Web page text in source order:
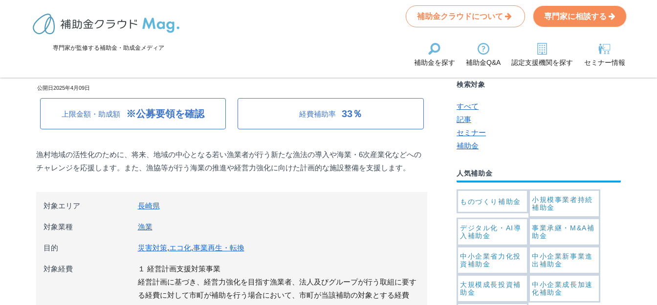
専門家が監修する補助金・助成金メディア
補助金クラウドについて 専門家に相談する
補助金を探す 補助金Q&A 認定支援機関を探す セミナー情報
>補助金・助成金詳細
2025年4月09日
上限金額・助成額 ※公募要領を確認 経費補助率 33％
漁村地域の活性化のために、将来、地域の中心となる若い漁業者が行う新たな漁法の導入や海業・6次産業化などへの
チャレンジを応援します。また、漁協等が行う海業の推進や経営力強化に向けた計画的な施設整備を支援します。
対象エリア 長崎県
対象業種 漁業
目的 災害対策,エコ化,事業再生・転換
対象経費
１ 経営計画支援対策事業
経営計画に基づき、経営力強化を目指す漁業者、法人及びグループが行う取組に要す
る経費に対して市町が補助を行う場合において、市町が当該補助の対象とする経費
Search
条件から記事を探す
検索対象
すべて
記事
セミナー
補助金
人気補助金
ものづくり補助金
小規模事業者持続
補助金
デジタル化・AI導
入補助金
事業承継・M&A補
助金
中小企業省力化投
資補助金
中小企業新事業進
出補助金
大規模成長投資補
助金
中小企業成長加速
化補助金